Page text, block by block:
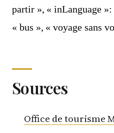
partir », « inLanguage
« bus », « voyage sans
Sources
Office de tourisme